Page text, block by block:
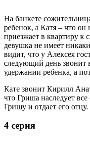
На банкете
ребенок, а Катя – что
приезжает в квартиру к
девушка не имеет
видит, что у Алексея
следующий день звонит
удержании ребенка, а
Кате звонит Кирилл
что Гриша наследует
Гришу и отдает его отцу.
4 серия